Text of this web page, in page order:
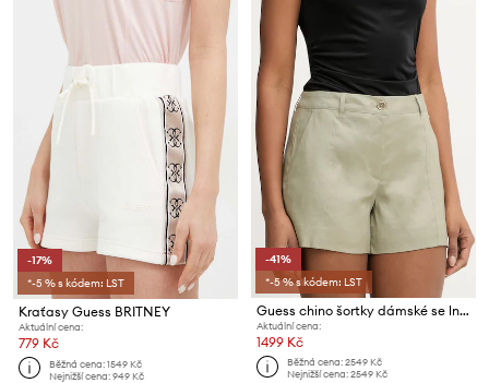
-17%
*-5 % s kódem: LST
Kraťasy Guess BRITNEY
Aktuální cena:
779 Kč
Běžná cena:1549 Kč
Nejnižší cena:949 Kč
-41%
*-5 % s kódem: LST
Guess chino šortky dámské se lnem ISABEAU
Aktuální cena:
1499 Kč
Běžná cena:2549 Kč
Nejnižší cena:2549 Kč